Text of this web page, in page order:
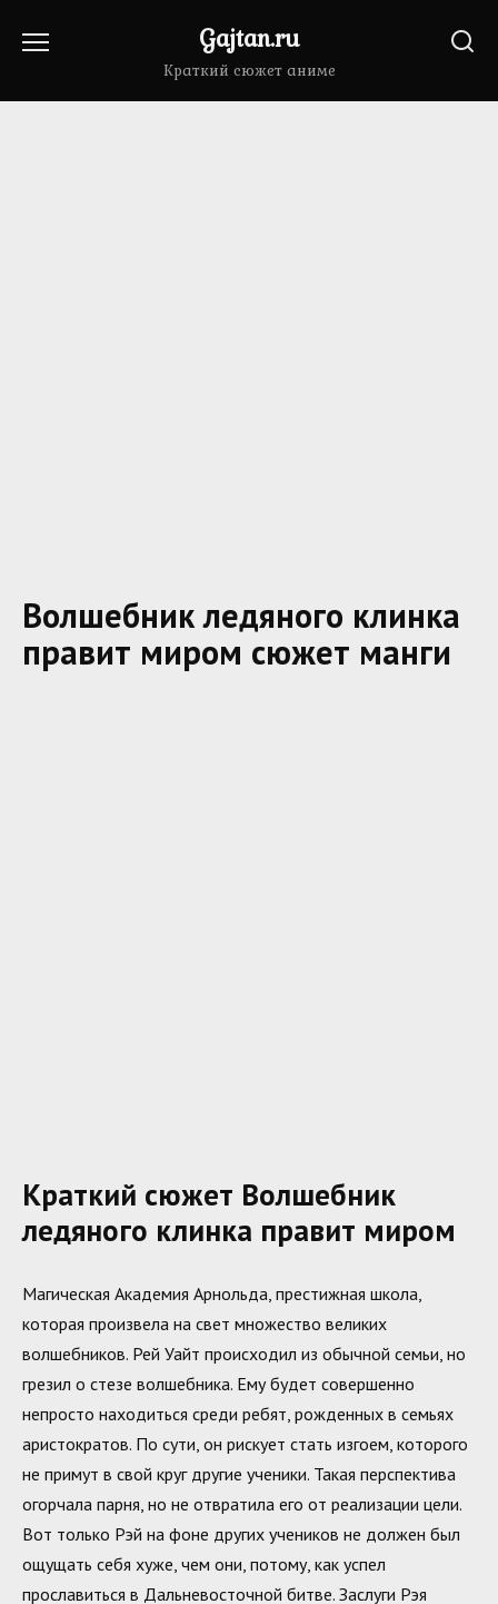
Gajtan.ru
Краткий сюжет аниме
Волшебник ледяного клинка
правит миром сюжет манги
Краткий сюжет Волшебник
ледяного клинка правит миром
Магическая Академия Арнольда, престижная школа,
которая произвела на свет множество великих
волшебников. Рей Уайт происходил из обычной семьи, но
грезил о стезе волшебника. Ему будет совершенно
непросто находиться среди ребят, рожденных в семьях
аристократов. По сути, он рискует стать изгоем, которого
не примут в свой круг другие ученики. Такая перспектива
огорчала парня, но не отвратила его от реализации цели.
Вот только Рэй на фоне других учеников не должен был
ощущать себя хуже, чем они, потому, как успел
прославиться в Дальневосточной битве. Заслуги Рэя